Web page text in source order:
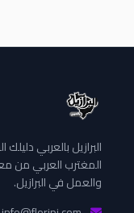
البرازيل بالعربي
المغترب العربي من
والعمل في البرازيل.